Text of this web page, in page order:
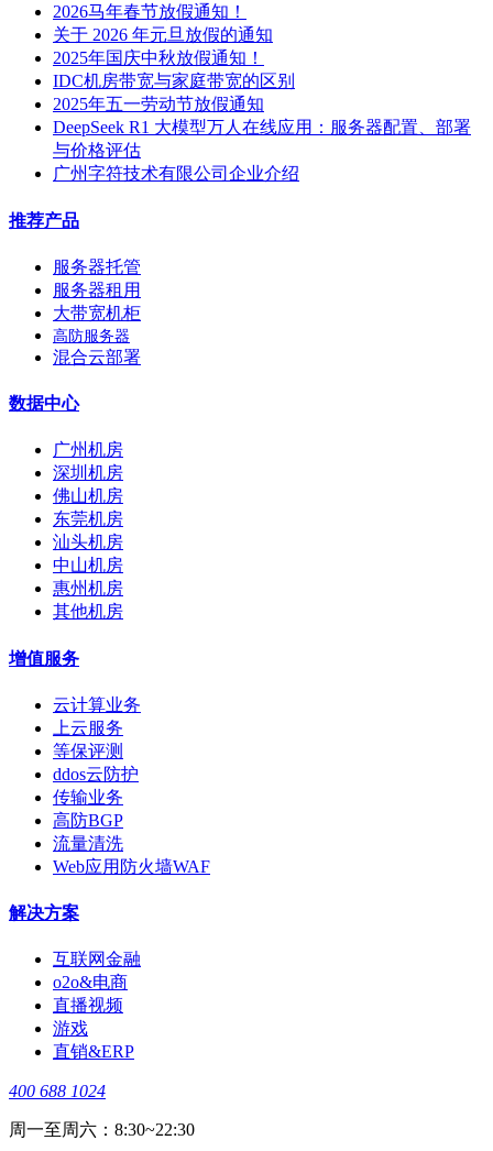
2026马年春节放假通知！
关于 2026 年元旦放假的通知
2025年国庆中秋放假通知！
IDC机房带宽与家庭带宽的区别
2025年五一劳动节放假通知
DeepSeek R1 大模型万人在线应用：服务器配置、部署
与价格评估
广州字符技术有限公司企业介绍
推荐产品
服务器托管
服务器租用
大带宽机柜
高防服务器
混合云部署
数据中心
广州机房
深圳机房
佛山机房
东莞机房
汕头机房
中山机房
惠州机房
其他机房
增值服务
云计算业务
上云服务
等保评测
ddos云防护
传输业务
高防BGP
流量清洗
Web应用防火墙WAF
解决方案
互联网金融
o2o&电商
直播视频
游戏
直销&ERP
400 688 1024
周一至周六：8:30~22:30